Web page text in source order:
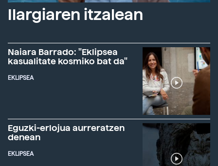
Ilargiaren itzalean
Naiara Barrado: "Eklipsea
kasualitate kosmiko bat da"
EKLIPSEA
Eguzki-erlojua aurreratzen
denean
EKLIPSEA